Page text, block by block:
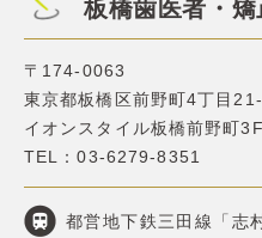
板橋歯医者・
〒174-0063
東京都板橋区前野町4丁目
イオンスタイル板橋前野町3F
TEL：03-6279-8351
都営地下鉄三田線「志